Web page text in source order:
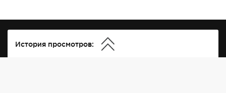
История просмотров: